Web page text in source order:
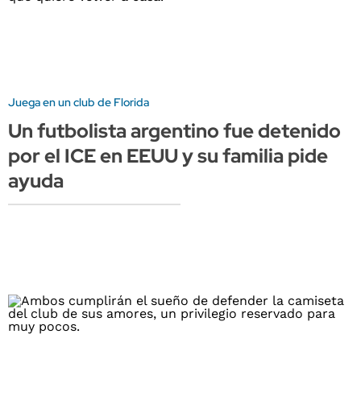
Juega en un club de Florida
Un futbolista argentino fue detenido
por el ICE en EEUU y su familia pide
ayuda